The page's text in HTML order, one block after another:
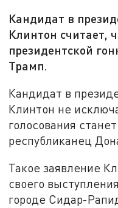
Кандидат в
Клинтон считает,
президентской
Трамп.
Кандидат в
Клинтон не
голосования
республиканец
Такое заявление
своего
городе Сидар-